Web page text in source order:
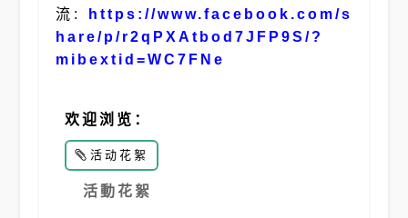
流:
https://www.facebook.com/s
hare/p/r2qPXAtbod7JFP9S/?
mibextid=WC7FNe
欢迎浏览 ：
活动花絮
活動花絮